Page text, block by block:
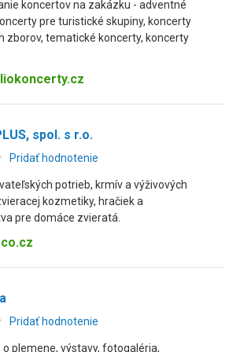
koncertov na zakázku - adventné
pre turistické skupiny, koncerty
zborov, tematické koncerty, koncerty
spol. s r.o.
Pridať hodnotenie
potrieb, krmív a výživových
kozmetiky, hračiek a
pre domáce zvieratá.
Pridať hodnotenie
o plemene, výstavy, fotogaléria,